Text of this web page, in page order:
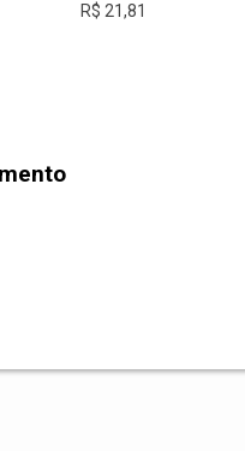
R$ 21,81